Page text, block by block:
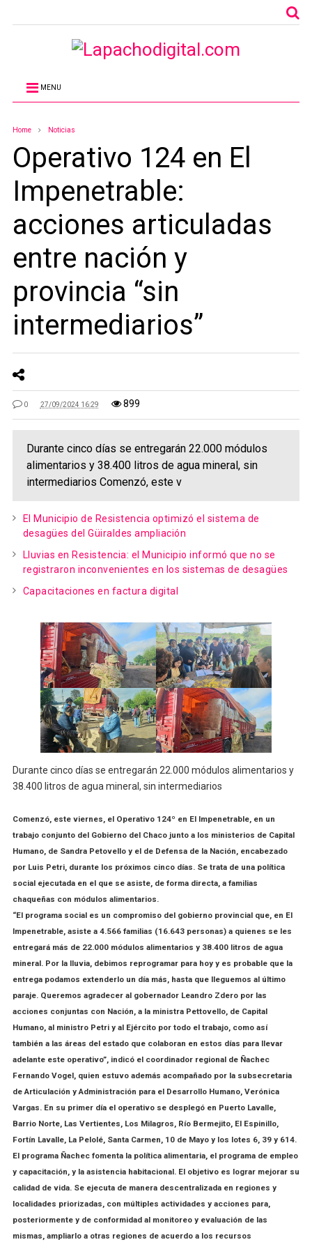
MENU
Home Noticias
Operativo 124 en El
Impenetrable:
acciones articuladas
entre nación y
provincia “sin
intermediarios”
0 27/09/2024 16:29 899
Durante cinco días se entregarán 22.000 módulos
alimentarios y 38.400 litros de agua mineral, sin
intermediarios Comenzó, este v
El Municipio de Resistencia optimizó el sistema de
desagües del Güiraldes ampliación
Lluvias en Resistencia: el Municipio informó que no se
registraron inconvenientes en los sistemas de desagües
Capacitaciones en factura digital
Durante cinco días se entregarán 22.000 módulos alimentarios y
38.400 litros de agua mineral, sin intermediarios
Comenzó, este viernes, el Operativo 124º en El Impenetrable, en un
trabajo conjunto del Gobierno del Chaco junto a los ministerios de Capital
Humano, de Sandra Petovello y el de Defensa de la Nación, encabezado
por Luis Petri, durante los próximos cinco días. Se trata de una política
social ejecutada en el que se asiste, de forma directa, a familias
chaqueñas con módulos alimentarios.
“El programa social es un compromiso del gobierno provincial que, en El
Impenetrable, asiste a 4.566 familias (16.643 personas) a quienes se les
entregará más de 22.000 módulos alimentarios y 38.400 litros de agua
mineral. Por la lluvia, debimos reprogramar para hoy y es probable que la
entrega podamos extenderlo un día más, hasta que lleguemos al último
paraje. Queremos agradecer al gobernador Leandro Zdero por las
acciones conjuntas con Nación, a la ministra Pettovello, de Capital
Humano, al ministro Petri y al Ejército por todo el trabajo, como así
también a las áreas del estado que colaboran en estos días para llevar
adelante este operativo”, indicó el coordinador regional de Ñachec
Fernando Vogel, quien estuvo además acompañado por la subsecretaria
de Articulación y Administración para el Desarrollo Humano, Verónica
Vargas. En su primer día el operativo se desplegó en Puerto Lavalle,
Barrio Norte, Las Vertientes, Los Milagros, Río Bermejito, El Espinillo,
Fortín Lavalle, La Pelolé, Santa Carmen, 10 de Mayo y los lotes 6, 39 y 614.
El programa Ñachec fomenta la política alimentaria, el programa de empleo
y capacitación, y la asistencia habitacional. El objetivo es lograr mejorar su
calidad de vida. Se ejecuta de manera descentralizada en regiones y
localidades priorizadas, con múltiples actividades y acciones para,
posteriormente y de conformidad al monitoreo y evaluación de las
mismas, ampliarlo a otras regiones de acuerdo a los recursos